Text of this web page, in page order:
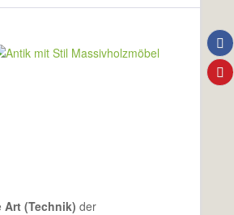
Art (Technik) der